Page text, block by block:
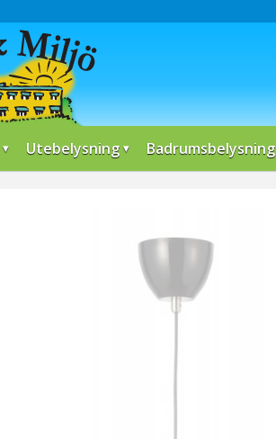
Utebelysning Badrumsbelysning